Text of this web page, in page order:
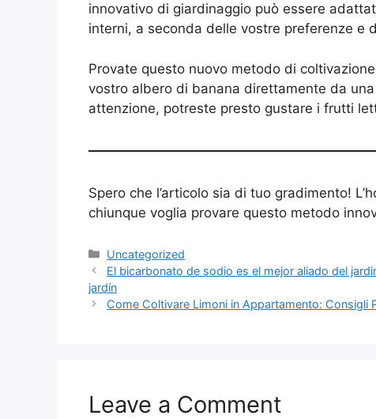
innovativo di giardinaggio può essere
interni, a seconda delle vostre preferenze e
Provate questo nuovo metodo di
vostro albero di banana direttamente da
attenzione, potreste presto gustare i frutti
Spero che l’articolo sia di tuo gradimento!
chiunque voglia provare questo metodo
Categories
Uncategorized
El bicarbonato de sodio es el mejor aliado del
jardín
Come Coltivare Limoni in Appartamento: Consigli
Leave a Comment